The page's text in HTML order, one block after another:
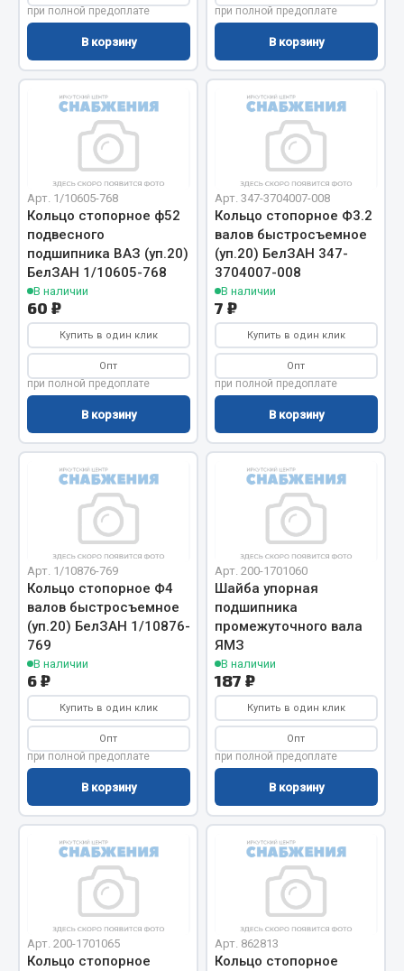
Весь раздел
Запчасти МАЗ
Система питания
Тормозная система
Двери
Окно ветровое
Двигатель
Электрооборудование
Показать ещё
Весь раздел
Запчасти Урал
Двигатель
Мост задний
Система питания
Система выпуска газа
Система охлаждения
Сцепление
Тормозная система
Показать ещё
Весь раздел
Запчасти ЯМЗ
Двигатель
Система питания
Система выпуска газа
Система охлаждения
Коробка передач
Рулевое управление
Тормозная система
Показать ещё
при полной предоплате
В корзину
при полной предоплате
В корзину
Арт. 1/10605-768
Кольцо стопорное ф52
подвесного
подшипника ВАЗ (уп.20)
БелЗАН 1/10605-768
В наличии
60 ₽
Купить в один клик
Опт
при полной предоплате
В корзину
Арт. 347-3704007-008
Кольцо стопорное Ф3.2
валов быстросъемное
(уп.20) БелЗАН 347-
3704007-008
В наличии
7 ₽
Купить в один клик
Опт
при полной предоплате
В корзину
Арт. 1/10876-769
Кольцо стопорное Ф4
валов быстросъемное
(уп.20) БелЗАН 1/10876-
769
В наличии
6 ₽
Купить в один клик
Опт
при полной предоплате
В корзину
Арт. 200-1701060
Шайба упорная
подшипника
промежуточного вала
ЯМЗ
В наличии
187 ₽
Купить в один клик
Опт
при полной предоплате
В корзину
Арт. 200-1701065
Кольцо стопорное
Арт. 862813
Кольцо стопорное